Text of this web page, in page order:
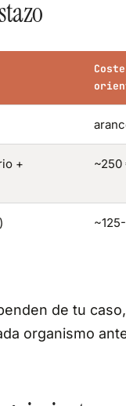
Coste
+
de tu
organismo